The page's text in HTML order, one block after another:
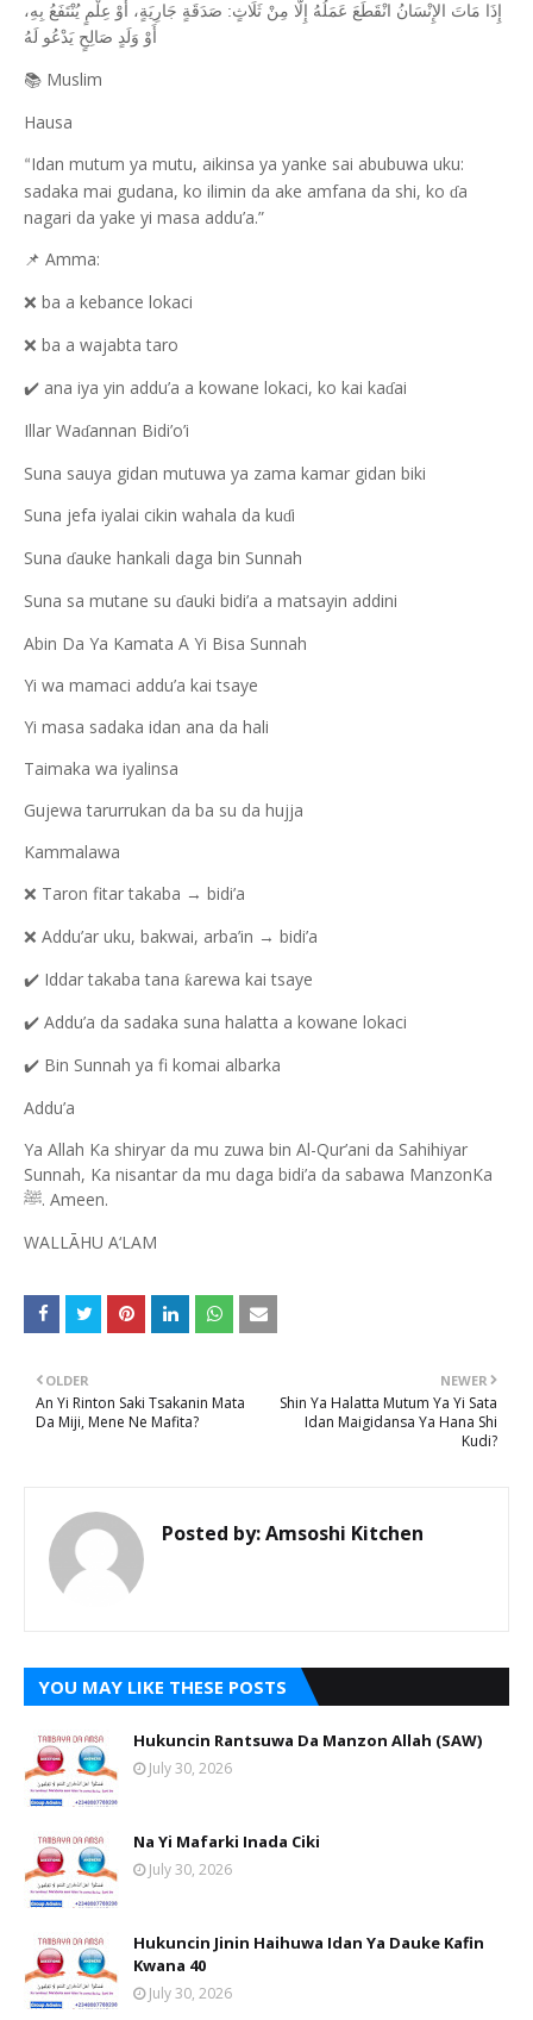
إِذَا مَاتَ الإِنْسَانُ انْقَطَعَ عَمَلُهُ إِلَّا مِنْ ثَلَاثٍ: صَدَقَةٍ جَارِيَةٍ، أَوْ عِلْمٍ يُنْتَفَعُ بِهِ،
أَوْ وَلَدٍ صَالِحٍ يَدْعُو لَهُ
📚 Muslim
Hausa
“Idan mutum ya mutu, aikinsa ya yanke sai abubuwa uku:
sadaka mai gudana, ko ilimin da ake amfana da shi, ko ɗa
nagari da yake yi masa addu’a.”
📌 Amma:
❌ ba a kebance lokaci
❌ ba a wajabta taro
✔️ ana iya yin addu’a a kowane lokaci, ko kai kaɗai
Illar Waɗannan Bidi’o’i
Suna sauya gidan mutuwa ya zama kamar gidan biki
Suna jefa iyalai cikin wahala da kuɗi
Suna ɗauke hankali daga bin Sunnah
Suna sa mutane su ɗauki bidi’a a matsayin addini
Abin Da Ya Kamata A Yi Bisa Sunnah
Yi wa mamaci addu’a kai tsaye
Yi masa sadaka idan ana da hali
Taimaka wa iyalinsa
Gujewa tarurrukan da ba su da hujja
Kammalawa
❌ Taron fitar takaba → bidi’a
❌ Addu’ar uku, bakwai, arba’in → bidi’a
✔️ Iddar takaba tana ƙarewa kai tsaye
✔️ Addu’a da sadaka suna halatta a kowane lokaci
✔️ Bin Sunnah ya fi komai albarka
Addu’a
Ya Allah Ka shiryar da mu zuwa bin Al-Qur’ani da Sahihiyar
Sunnah, Ka nisantar da mu daga bidi’a da sabawa ManzonKa
ﷺ. Ameen.
WALLĀHU A‘LAM
NEWER
Shin Ya Halatta Mutum Ya Yi Sata
Idan Maigidansa Ya Hana Shi
Kudi?
OLDER
An Yi Rinton Saki Tsakanin Mata
Da Miji, Mene Ne Mafita?
Posted by:Amsoshi Kitchen
YOU MAY LIKE THESE POSTS
Hukuncin Rantsuwa Da Manzon Allah (SAW)
July 30, 2026
Na Yi Mafarki Inada Ciki
July 30, 2026
Hukuncin Jinin Haihuwa Idan Ya Dauke Kafin
Kwana 40
July 30, 2026